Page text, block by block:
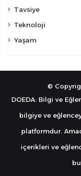
Tavsiye
Teknoloji
Yaşam
©
DOEDA: Bilgi ve
bilgiye ve
platformdur.
içerikleri ve